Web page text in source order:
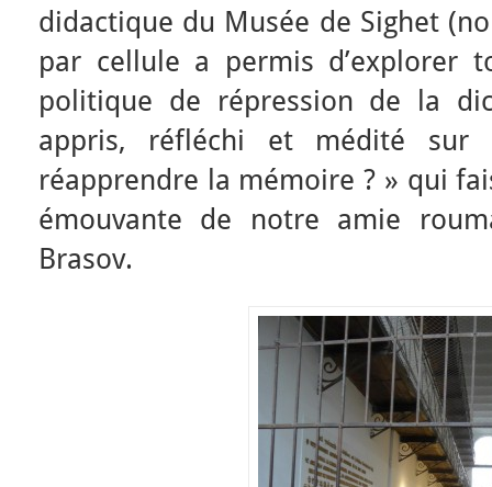
didactique du Musée de Sighet
par cellule a permis d’explorer
politique de répression de la
appris, réfléchi et médité sur
réapprendre la mémoire ? » qui
émouvante de notre amie
Brasov.